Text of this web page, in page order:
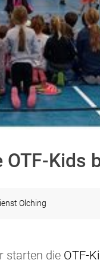
Kids
Olching
starten die OTF-